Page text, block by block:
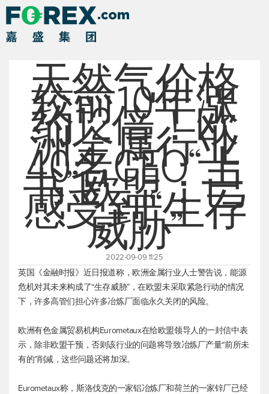
天然气价格
较前10年涨
约12倍！欧
洲金属行业
40名CEO“上
书”欧盟：已
感受到“生存
威胁”
2022-09-09 11:25
英国《金融时报》近日报道称，欧洲金属行业人士警告说，能源
危机对其未来构成了“生存威胁”，在欧盟未采取紧急行动的情况
下，许多高管们担心许多冶炼厂面临永久关闭的风险。
欧洲有色金属贸易机构Eurometaux在给欧盟领导人的一封信中表
示，除非欧盟干预，否则该行业的问题将导致冶炼厂产量“前所未
有的”削减，这些问题还将加深。
Eurometaux称，斯洛伐克的一家铝冶炼厂和荷兰的一家锌厂已经